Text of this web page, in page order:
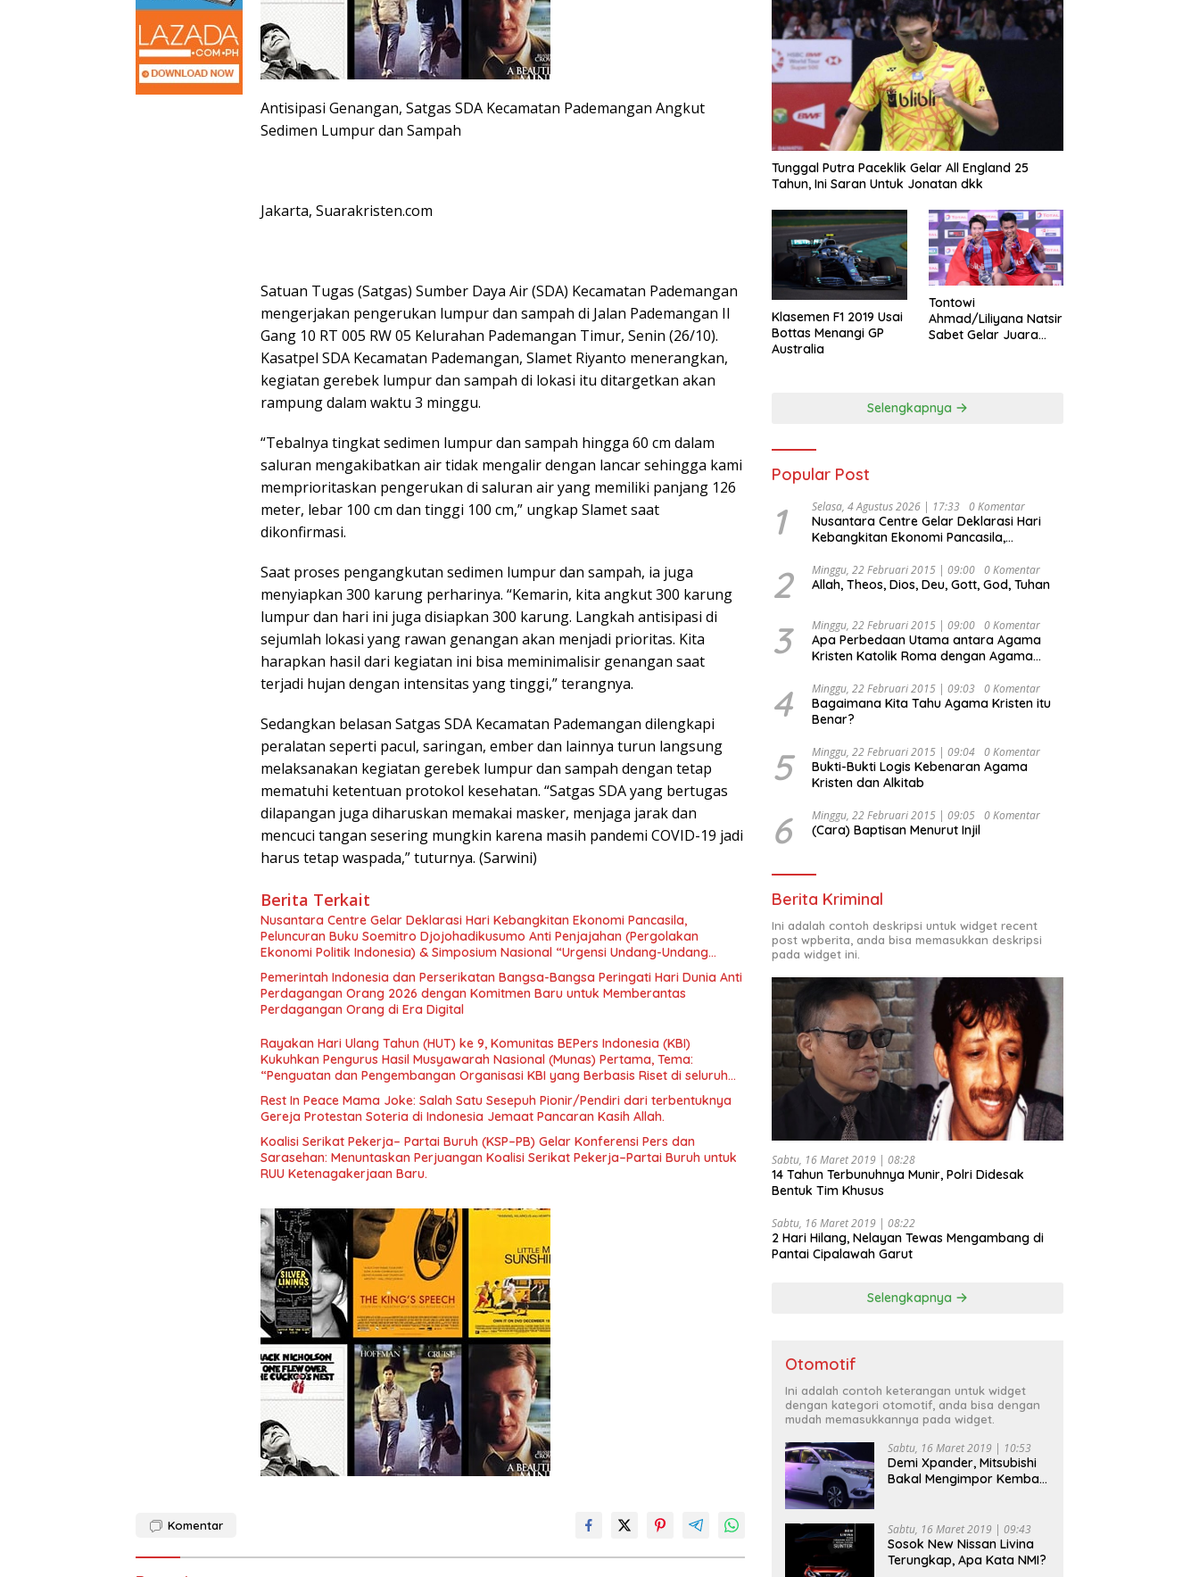
Antisipasi Genangan, Satgas SDA Kecamatan Pademangan Angkut
Sedimen Lumpur dan Sampah
Jakarta, Suarakristen.com
Satuan Tugas (Satgas) Sumber Daya Air (SDA) Kecamatan Pademangan
mengerjakan pengerukan lumpur dan sampah di Jalan Pademangan II
Gang 10 RT 005 RW 05 Kelurahan Pademangan Timur, Senin (26/10).
Kasatpel SDA Kecamatan Pademangan, Slamet Riyanto menerangkan,
kegiatan gerebek lumpur dan sampah di lokasi itu ditargetkan akan
rampung dalam waktu 3 minggu.
“Tebalnya tingkat sedimen lumpur dan sampah hingga 60 cm dalam
saluran mengakibatkan air tidak mengalir dengan lancar sehingga kami
memprioritaskan pengerukan di saluran air yang memiliki panjang 126
meter, lebar 100 cm dan tinggi 100 cm,” ungkap Slamet saat
dikonfirmasi.
Saat proses pengangkutan sedimen lumpur dan sampah, ia juga
menyiapkan 300 karung perharinya. “Kemarin, kita angkut 300 karung
lumpur dan hari ini juga disiapkan 300 karung. Langkah antisipasi di
sejumlah lokasi yang rawan genangan akan menjadi prioritas. Kita
harapkan hasil dari kegiatan ini bisa meminimalisir genangan saat
terjadi hujan dengan intensitas yang tinggi,” terangnya.
Sedangkan belasan Satgas SDA Kecamatan Pademangan dilengkapi
peralatan seperti pacul, saringan, ember dan lainnya turun langsung
melaksanakan kegiatan gerebek lumpur dan sampah dengan tetap
mematuhi ketentuan protokol kesehatan. “Satgas SDA yang bertugas
dilapangan juga diharuskan memakai masker, menjaga jarak dan
mencuci tangan sesering mungkin karena masih pandemi COVID-19 jadi
harus tetap waspada,” tuturnya. (Sarwini)
Berita Terkait
Nusantara Centre Gelar Deklarasi Hari Kebangkitan Ekonomi Pancasila,
Peluncuran Buku Soemitro Djojohadikusumo Anti Penjajahan (Pergolakan
Ekonomi Politik Indonesia) & Simposium Nasional “Urgensi Undang-Undang
Perekonomian Nasional dan Kesejahteraan Sosial dalam Menata Bangsa Menuju
Indonesia Emas 2045”,
Pemerintah Indonesia dan Perserikatan Bangsa-Bangsa Peringati Hari Dunia Anti
Perdagangan Orang 2026 dengan Komitmen Baru untuk Memberantas
Perdagangan Orang di Era Digital
Rayakan Hari Ulang Tahun (HUT) ke 9, Komunitas BEPers Indonesia (KBI)
Kukuhkan Pengurus Hasil Musyawarah Nasional (Munas) Pertama, Tema:
“Penguatan dan Pengembangan Organisasi KBI yang Berbasis Riset di seluruh
Indonesia dan Mancanegara”.
Rest In Peace Mama Joke: Salah Satu Sesepuh Pionir/Pendiri dari terbentuknya
Gereja Protestan Soteria di Indonesia Jemaat Pancaran Kasih Allah.
Koalisi Serikat Pekerja– Partai Buruh (KSP–PB) Gelar Konferensi Pers dan
Sarasehan: Menuntaskan Perjuangan Koalisi Serikat Pekerja–Partai Buruh untuk
RUU Ketenagakerjaan Baru.
Komentar
Tunggal Putra Paceklik Gelar All England 25
Tahun, Ini Saran Untuk Jonatan dkk
Klasemen F1 2019 Usai
Bottas Menangi GP
Australia
Tontowi
Ahmad/Liliyana Natsir
Sabet Gelar Juara
Selengkapnya
Popular Post
1 Selasa, 4 Agustus 2026 | 17:33 0 Komentar
Nusantara Centre Gelar Deklarasi Hari
Kebangkitan Ekonomi Pancasila,
Djojohadikusumo Anti Penjajahan
(Pergolakan Ekonomi Politik Indonesia) &
Undang Perekonomian Nasional dan
Kesejahteraan Sosial dalam Menata
Bangsa Menuju Indonesia Emas 2045”,
2 Minggu, 22 Februari 2015 | 09:00 0 Komentar
Allah, Theos, Dios, Deu, Gott, God, Tuhan
3 Minggu, 22 Februari 2015 | 09:00 0 Komentar
Apa Perbedaan Utama antara Agama
Kristen Katolik Roma dengan Agama
4 Minggu, 22 Februari 2015 | 09:03 0 Komentar
Bagaimana Kita Tahu Agama Kristen itu
Benar?
5 Minggu, 22 Februari 2015 | 09:04 0 Komentar
Bukti-Bukti Logis Kebenaran Agama
Kristen dan Alkitab
6 Minggu, 22 Februari 2015 | 09:05 0 Komentar
(Cara) Baptisan Menurut Injil
Berita Kriminal
Ini adalah contoh deskripsi untuk widget recent
post wpberita, anda bisa memasukkan deskripsi
pada widget ini.
Sabtu, 16 Maret 2019 | 08:28
14 Tahun Terbunuhnya Munir, Polri Didesak
Bentuk Tim Khusus
Sabtu, 16 Maret 2019 | 08:22
2 Hari Hilang, Nelayan Tewas Mengambang di
Pantai Cipalawah Garut
Selengkapnya
Otomotif
Ini adalah contoh keterangan untuk widget
dengan kategori otomotif, anda bisa dengan
mudah memasukkannya pada widget.
Sabtu, 16 Maret 2019 | 10:53
Demi Xpander, Mitsubishi
Bakal Mengimpor Kembali
Sabtu, 16 Maret 2019 | 09:43
Sosok New Nissan Livina
Terungkap, Apa Kata NMI?